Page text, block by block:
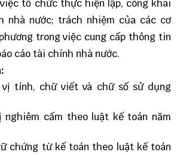
tổ chức thực hiện lập, công khai
nhà nước; trách nhiệm của các cơ
trong việc cung cấp thông tin
cáo tài chính nhà nước.
vị tính, chữ viết và chữ số sử dụng
nghiêm cấm theo luật kế toán năm
chứng từ kế toán theo luật kế toán